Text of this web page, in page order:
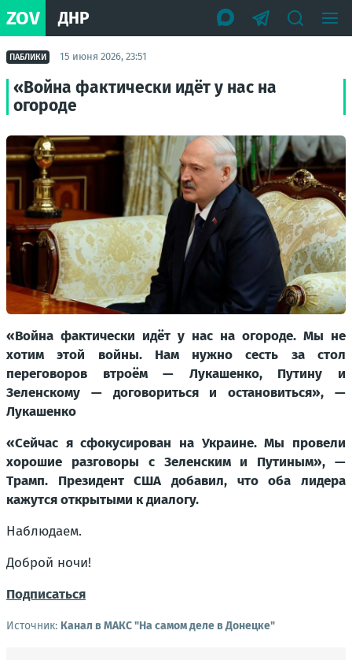
ZOV ДНР
ПАБЛИКИ 15 июня 2026, 23:51
«Война фактически идёт у нас на
огороде
«Война фактически идёт у нас на огороде. Мы не
хотим этой войны. Нам нужно сесть за стол
переговоров втроём — Лукашенко, Путину и
Зеленскому — договориться и остановиться», —
Лукашенко
«Сейчас я сфокусирован на Украине. Мы провели
хорошие разговоры с Зеленским и Путиным», —
Трамп. Президент США добавил, что оба лидера
кажутся открытыми к диалогу.
Наблюдаем.
Доброй ночи!
Подписаться
Источник: Канал в МАКС "На самом деле в Донецке"